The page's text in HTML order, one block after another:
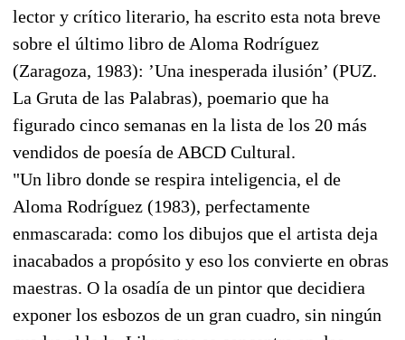
lector y crítico literario, ha escrito esta nota breve
sobre el último libro de Aloma Rodríguez
(Zaragoza, 1983): ’Una inesperada ilusión’ (PUZ.
La Gruta de las Palabras), poemario que ha
figurado cinco semanas en la lista de los 20 más
vendidos de poesía de ABCD Cultural.
"Un libro donde se respira inteligencia, el de
Aloma Rodríguez (1983), perfectamente
enmascarada: como los dibujos que el artista deja
inacabados a propósito y eso los convierte en obras
maestras. O la osadía de un pintor que decidiera
exponer los esbozos de un gran cuadro, sin ningún